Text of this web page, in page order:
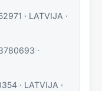
· LATVIJA ·
·
· LATVIJA ·